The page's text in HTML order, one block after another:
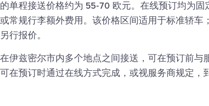
单程接送价格约为 55-70 欧元。在线预订均为固
常规行李额外费用。该价格区间适用于标准轿车
行报价。
伊兹密尔市内多个地点之间接送，可在预订前与
在预订时通过在线方式完成，或视服务商规定，